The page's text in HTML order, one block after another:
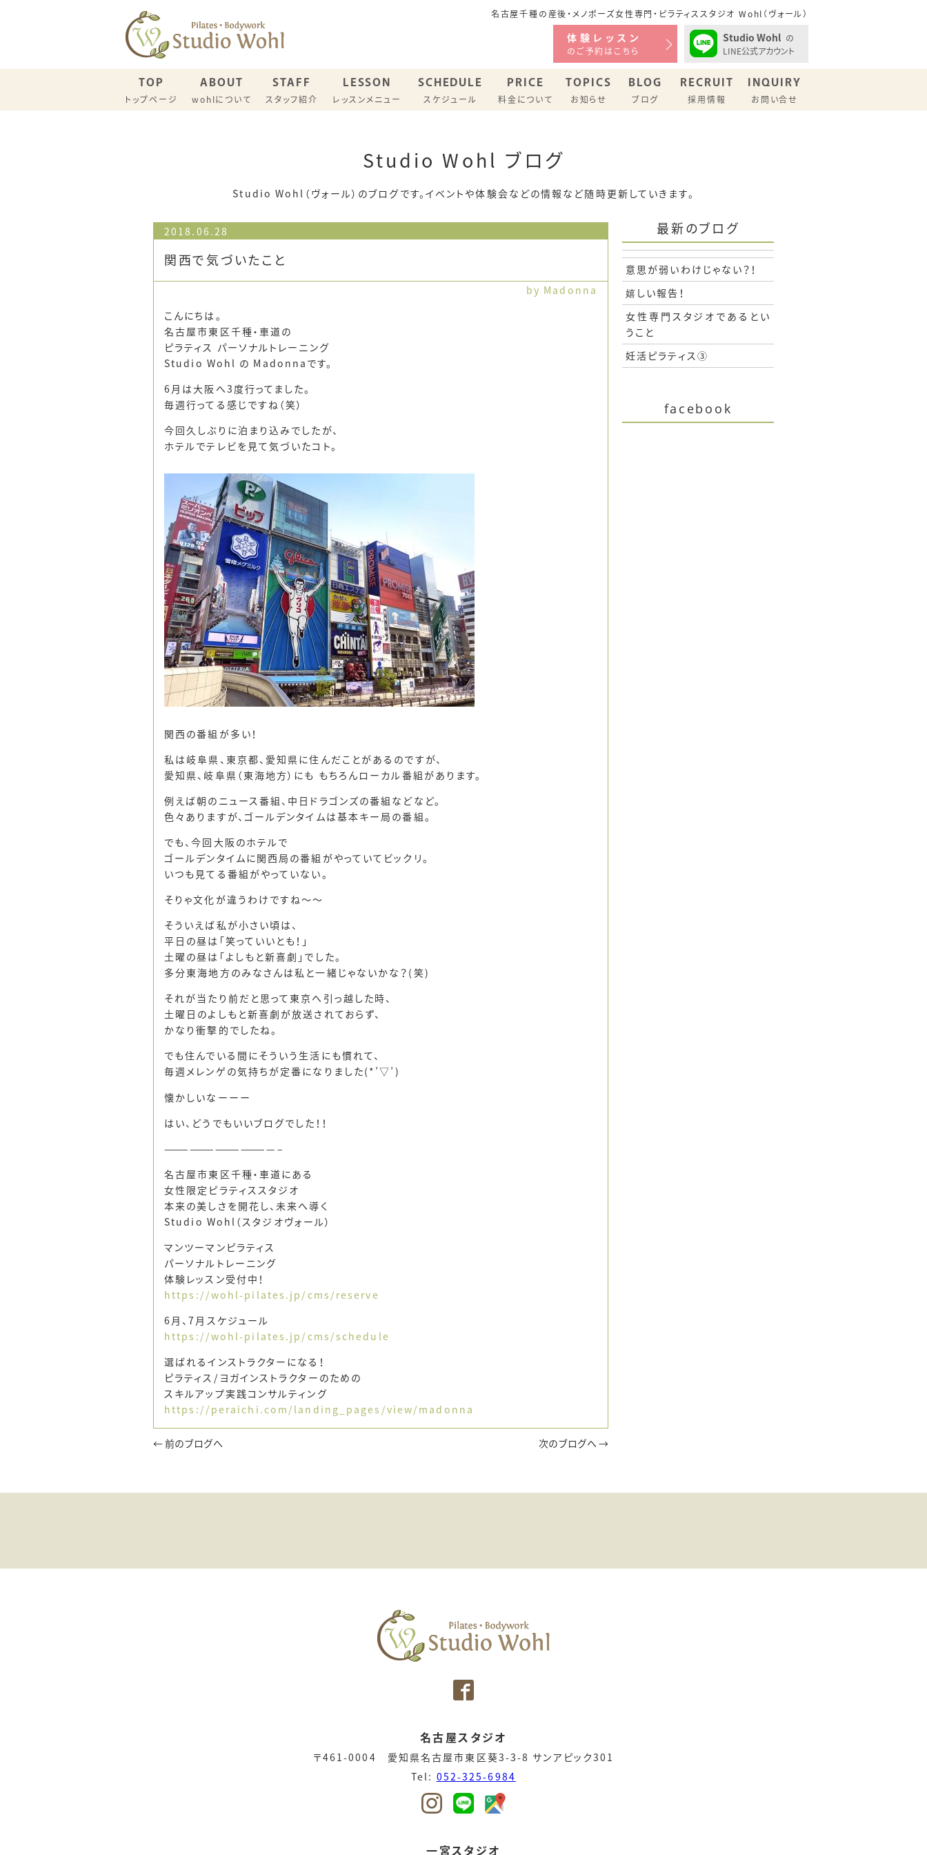
名古屋千種の産後・メノポーズ女性専門・ピラティススタジオ Wohl（ヴォール）
体験レッスン
のご予約はこちら
Studio Wohl の
LINE公式アカウント
TOP
トップページ
ABOUT
wohlについて
STAFF
スタッフ紹介
LESSON
レッスンメニュー
産後リカバリーピラティス メノポーズピラティス
SCHEDULE
スケジュール
名古屋スタジオ スケジュール
一宮スタジオ スケジュール
PRICE
料金について
TOPICS
お知らせ
BLOG
ブログ
RECRUIT
採用情報
INQUIRY
お問い合せ
Studio Wohl ブログ
Studio Wohl（ヴォール）のブログです。イベントや体験会などの情報など随時更新していきます。
2018.06.28
関西で気づいたこと
by Madonna
こんにちは。
名古屋市東区千種・車道の
ピラティス パーソナルトレーニング
Studio Wohl の Madonnaです。
6月は大阪へ3度行ってました。
毎週行ってる感じですね（笑）
今回久しぶりに泊まり込みでしたが、
ホテルでテレビを見て気づいたコト。
関西の番組が多い！
私は岐阜県、東京都、愛知県に住んだことがあるのですが、
愛知県、岐阜県（東海地方）にも もちろんローカル番組があります。
例えば朝のニュース番組、中日ドラゴンズの番組などなど。
色々ありますが、ゴールデンタイムは基本キー局の番組。
でも、今回大阪のホテルで
ゴールデンタイムに関西局の番組がやっていてビックリ。
いつも見てる番組がやっていない。
そりゃ文化が違うわけですね～～
そういえば私が小さい頃は、
平日の昼は「笑っていいとも！」
土曜の昼は「よしもと新喜劇」でした。
多分東海地方のみなさんは私と一緒じゃないかな？(笑)
それが当たり前だと思って東京へ引っ越した時、
土曜日のよしもと新喜劇が放送されておらず、
かなり衝撃的でしたね。
でも住んでいる間にそういう生活にも慣れて、
毎週メレンゲの気持ちが定番になりました(*’▽’)
懐かしいなーーー
はい、どうでもいいブログでした！！
—————————————–
名古屋市東区千種・車道にある
女性限定ピラティススタジオ
本来の美しさを開花し、未来へ導く
Studio Wohl（スタジオヴォール）
マンツーマンピラティス
パーソナルトレーニング
体験レッスン受付中！
https://wohl-pilates.jp/cms/reserve
6月、7月スケジュール
https://wohl-pilates.jp/cms/schedule
選ばれるインストラクターになる！
ピラティス/ヨガインストラクターのための
スキルアップ実践コンサルティング
https://peraichi.com/landing_pages/view/madonna
← 前のブログへ 次のブログへ →
最新のブログ
意思が弱いわけじゃない？！
嬉しい報告！
女性専門スタジオであるとい
うこと
妊活ピラティス③
facebook
名古屋スタジオ
〒461-0004 愛知県名古屋市東区葵3-3-8 サンアピック301
Tel: 052-325-6984
一宮スタジオ